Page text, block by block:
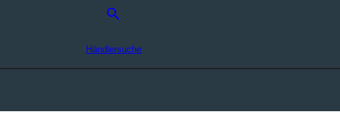
search
Händlersuche